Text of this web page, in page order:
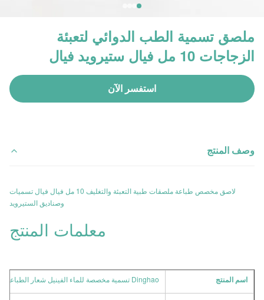
ملصق تسمية الطب الدوائي لتعبئة
الزجاجات 10 مل فيال ستيرويد فيال
استفسر الآن
وصف المنتج
لاصق مخصص طباعة ملصقات طبية التعبئة والتغليف 10 مل فيال فيال تسميات
وصناديق الستيرويد
معلمات المنتج
اسم المنتج Dinghao تسمية مخصصة للماء الفينيل شعار الطباعة التسمية ومربع للزجاجة